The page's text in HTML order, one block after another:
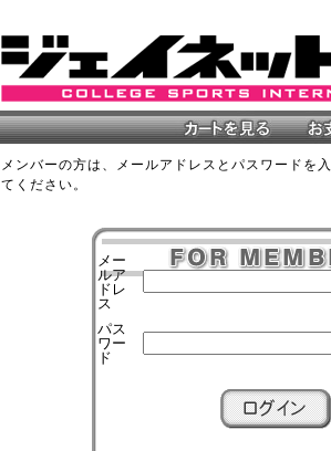
メンバーの方は、メールアドレスとパスワードを
てください。
メー
ルア
ドレ
ス
パス
ワー
ド